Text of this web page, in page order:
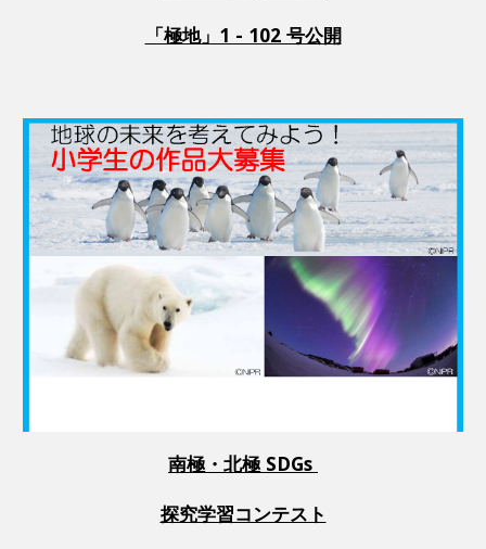
「極地」1 - 102 号公開
南極・北極 SDGs
探究学習コンテスト